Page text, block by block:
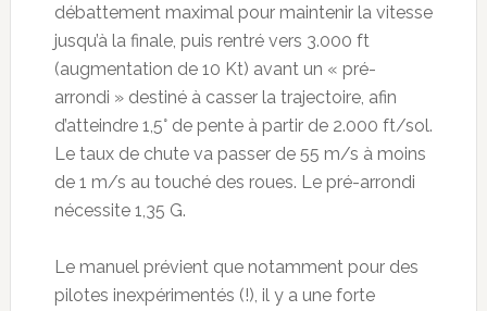
débattement maximal pour maintenir la vitesse
jusqu’à la finale, puis rentré vers 3.000 ft
(augmentation de 10 Kt) avant un « pré-
arrondi » destiné à casser la trajectoire, afin
d’atteindre 1,5° de pente à partir de 2.000 ft/sol.
Le taux de chute va passer de 55 m/s à moins
de 1 m/s au touché des roues. Le pré-arrondi
nécessite 1,35 G.
Le manuel prévient que notamment pour des
pilotes inexpérimentés (!), il y a une forte